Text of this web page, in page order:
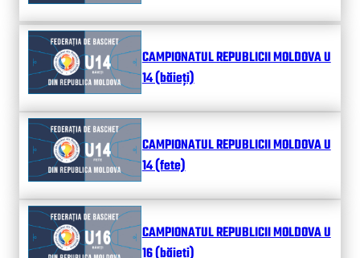
CAMPIONATUL REPUBLICII MOLDOVA U
14 (băieți)
CAMPIONATUL REPUBLICII MOLDOVA U
14 (fete)
CAMPIONATUL REPUBLICII MOLDOVA U
16 (băieți)